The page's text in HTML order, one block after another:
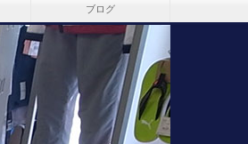
ブログ